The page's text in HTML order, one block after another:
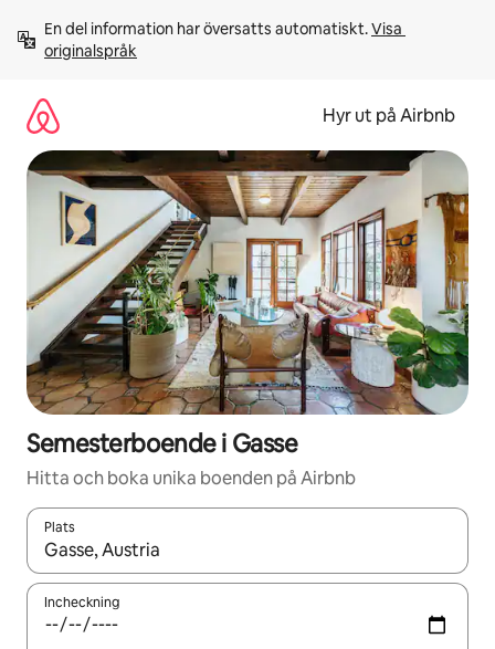
innehåll
En del information har översatts automatiskt. Visa
originalspråk
Hyr ut på Airbnb
Semesterboende i Gasse
Hitta och boka unika boenden på Airbnb
Plats
När resultaten är tillgängliga kan du navigera med upp- och
Incheckning